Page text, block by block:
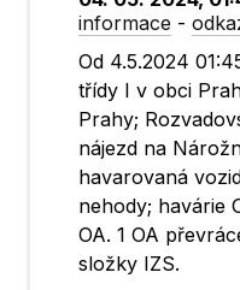
informace -
Od 4.5.2024
třídy I v obci
Prahy;
nájezd na
havarovaná
nehody; havárie
OA. 1 OA
složky IZS.